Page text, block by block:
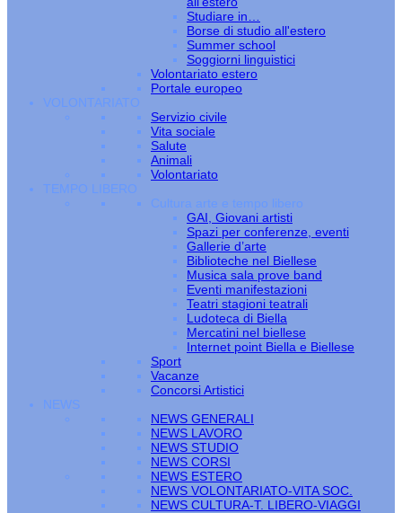
Studiare in…
Borse di studio all'estero
Summer school
Soggiorni linguistici
Volontariato estero
Portale europeo
VOLONTARIATO
Servizio civile
Vita sociale
Salute
Animali
Volontariato
TEMPO LIBERO
Cultura arte e tempo libero
GAI, Giovani artisti
Spazi per conferenze, eventi
Gallerie d’arte
Biblioteche nel Biellese
Musica sala prove band
Eventi manifestazioni
Teatri stagioni teatrali
Ludoteca di Biella
Mercatini nel biellese
Internet point Biella e Biellese
Sport
Vacanze
Concorsi Artistici
NEWS
NEWS GENERALI
NEWS LAVORO
NEWS STUDIO
NEWS CORSI
NEWS ESTERO
NEWS VOLONTARIATO-VITA SOC.
NEWS CULTURA-T. LIBERO-VIAGGI